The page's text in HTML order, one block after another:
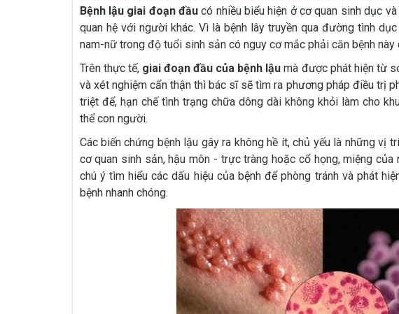
Bệnh lậu giai đoạn đầucó nhiều biểu hiện ở cơ quan sinh dục
quan hệ với người khác. Vì là bệnh lây truyền qua đường tình
nam-nữ trong độ tuổi sinh sản có nguy cơ mắc phải căn bệnh này
Trên thực tế, giai đoạn đầu của bệnh lậu mà được phát hiện từ
và xét nghiệm cẩn thận thì bác sĩ sẽ tìm ra phương pháp điều trị
triệt để, hạn chế tình trạng chữa dông dài không khỏi làm cho
thể con người.
Các biến chứng bệnh lậu gây ra không hề ít, chủ yếu là những vị
cơ quan sinh sản, hậu môn - trực tràng hoặc cổ họng, miệng
chú ý tìm hiểu các dấu hiệu của bệnh để phòng tránh và phát
bệnh nhanh chóng.